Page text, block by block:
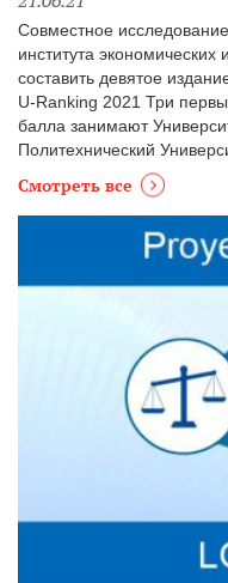
Совместное
института
составить девятое
U-Ranking 2021 Три
балла занимают
Политехнический
Смотреть все